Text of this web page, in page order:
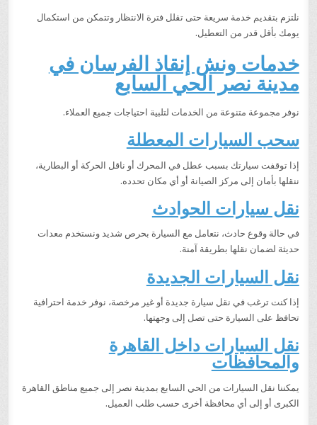
نلتزم بتقديم خدمة سريعة حتى تقلل فترة الانتظار وتتمكن من استكمال
يومك بأقل قدر من التعطيل.
خدمات ونش إنقاذ الفرسان في
مدينة نصر الحي السابع
نوفر مجموعة متنوعة من الخدمات لتلبية احتياجات جميع العملاء.
سحب السيارات المعطلة
إذا توقفت سيارتك بسبب عطل في المحرك أو ناقل الحركة أو البطارية،
ننقلها بأمان إلى مركز الصيانة أو أي مكان تحدده.
نقل سيارات الحوادث
في حالة وقوع حادث، نتعامل مع السيارة بحرص شديد ونستخدم معدات
حديثة لضمان نقلها بطريقة آمنة.
نقل السيارات الجديدة
إذا كنت ترغب في نقل سيارة جديدة أو غير مرخصة، نوفر خدمة احترافية
تحافظ على السيارة حتى تصل إلى وجهتها.
نقل السيارات داخل القاهرة
والمحافظات
يمكننا نقل السيارات من الحي السابع بمدينة نصر إلى جميع مناطق القاهرة
الكبرى أو إلى أي محافظة أخرى حسب طلب العميل.